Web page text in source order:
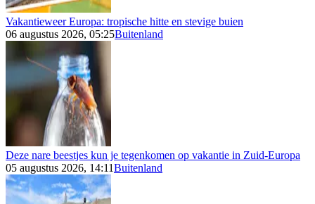
Vakantieweer Europa: tropische hitte en stevige buien
06 augustus 2026, 05:25Buitenland
Deze nare beestjes kun je tegenkomen op vakantie in Zuid-Europa
05 augustus 2026, 14:11Buitenland